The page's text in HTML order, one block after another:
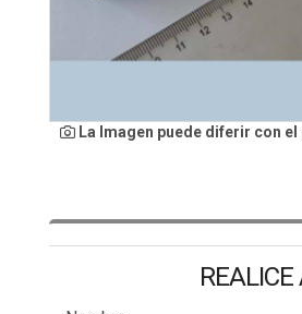
La Imagen puede diferir con
REALICE